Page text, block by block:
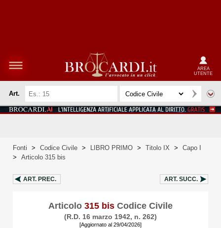
AREA
UTENTE
Art.
Fonti > Codice Civile > LIBRO PRIMO > Titolo IX >
Capo I
>
Articolo 315 bis
ART. PREC. ART. SUCC.
Articolo 315 bis Codice Civile
(R.D. 16 marzo 1942, n. 262)
[Aggiornato al 29/04/2026]